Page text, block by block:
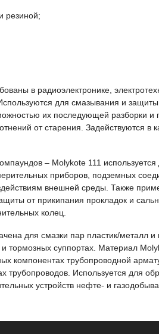
резиной;
в радиоэлектронике,
для смазывания и
их последующей разборки
от старения. Задействуются в
– Molykote 111
приборов, подземных
внешней среды. Также
от прикипания прокладок и
колец.
для смазки пар пластик/металл и
тормозных суппортах. Материал
компонентах трубопроводной
трубопроводов. Используется для
устройств нефте- и